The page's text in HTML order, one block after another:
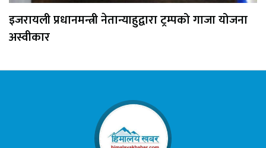
इजरायली प्रधानमन्त्री नेतान्याहुद्वारा ट्रम्पको गाजा योजना
अस्वीकार